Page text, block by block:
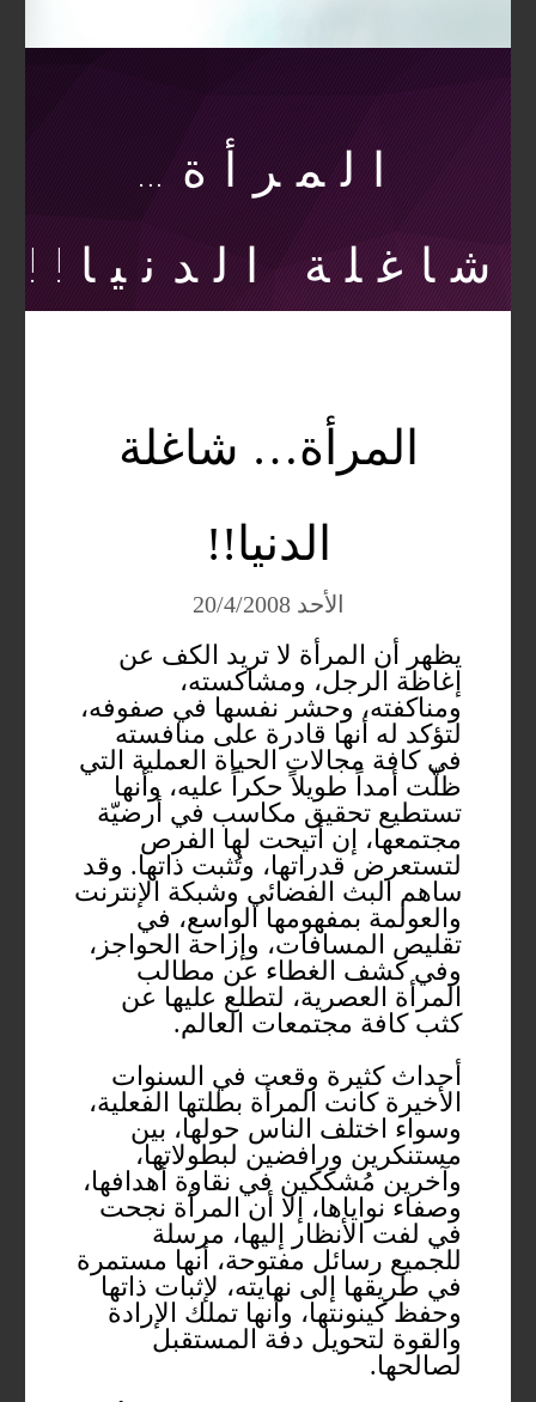
المرأة…
شاغلة الدنيا!!
المرأة… شاغلة
الدنيا!!
الأحد 20/4/2008
يظهر أن المرأة لا تريد الكف عن
إغاظة الرجل، ومشاكسته،
ومناكفته، وحشر نفسها في صفوفه،
لتؤكد له أنها قادرة على منافسته
في كافة مجالات الحياة العملية التي
ظلّت أمداً طويلاً حكراً عليه، وأنها
تستطيع تحقيق مكاسب في أرضيّة
مجتمعها، إن أتيحت لها الفرص
لتستعرض قدراتها، وتُثبت ذاتها. وقد
ساهم البث الفضائي وشبكة الإنترنت
والعولمة بمفهومها الواسع، في
تقليص المسافات، وإزاحة الحواجز،
وفي كشف الغطاء عن مطالب
المرأة العصرية، لتطلع عليها عن
كثب كافة مجتمعات العالم.
أحداث كثيرة وقعت في السنوات
الأخيرة كانت المرأة بطلتها الفعلية،
وسواء اختلف الناس حولها، بين
مستنكرين ورافضين لبطولاتها،
وآخرين مُشككين في نقاوة أهدافها،
وصفاء نواياها، إلا أن المرأة نجحت
في لفت الأنظار إليها، مرسلة
للجميع رسائل مفتوحة، أنها مستمرة
في طريقها إلى نهايته، لإثبات ذاتها
وحفظ كينونتها، وأنها تملك الإرادة
والقوة لتحويل دفة المستقبل
لصالحها.